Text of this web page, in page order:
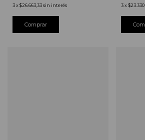
3x$26.663,33sin interés
Comprar
3 x$23.330